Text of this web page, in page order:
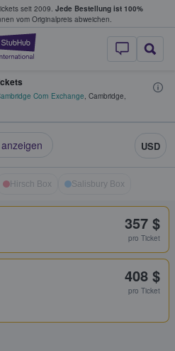
seit 2009. Jede Bestellung ist 100%
vom Originalpreis abweichen.
StubHub - Wo
verkaufen
Corn Exchange, Cambridge,
USD
Hirsch Box Salisbury Box
357 $
pro Ticket
408 $
pro Ticket